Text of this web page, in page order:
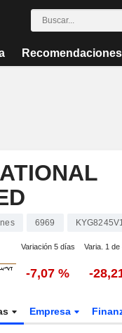
Recomendaciones
6969
Variación 5 días Varia. 1 de
-7,07 % -
Empresa